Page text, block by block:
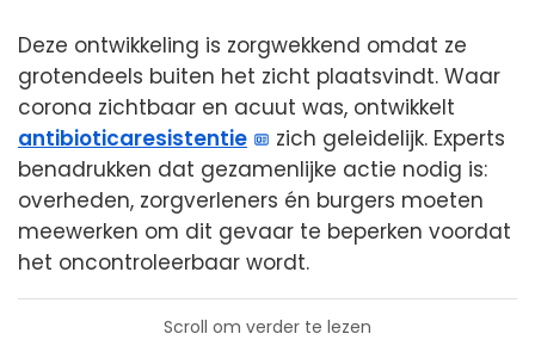
Deze ontwikkeling is zorgwekkend omdat ze
grotendeels buiten het zicht plaatsvindt. Waar
corona zichtbaar en acuut was, ontwikkelt
antibioticaresistentie
zich geleidelijk. Experts
benadrukken dat gezamenlijke actie nodig is:
overheden, zorgverleners én burgers moeten
meewerken om dit gevaar te beperken voordat
het oncontroleerbaar wordt.
Scroll om verder te lezen